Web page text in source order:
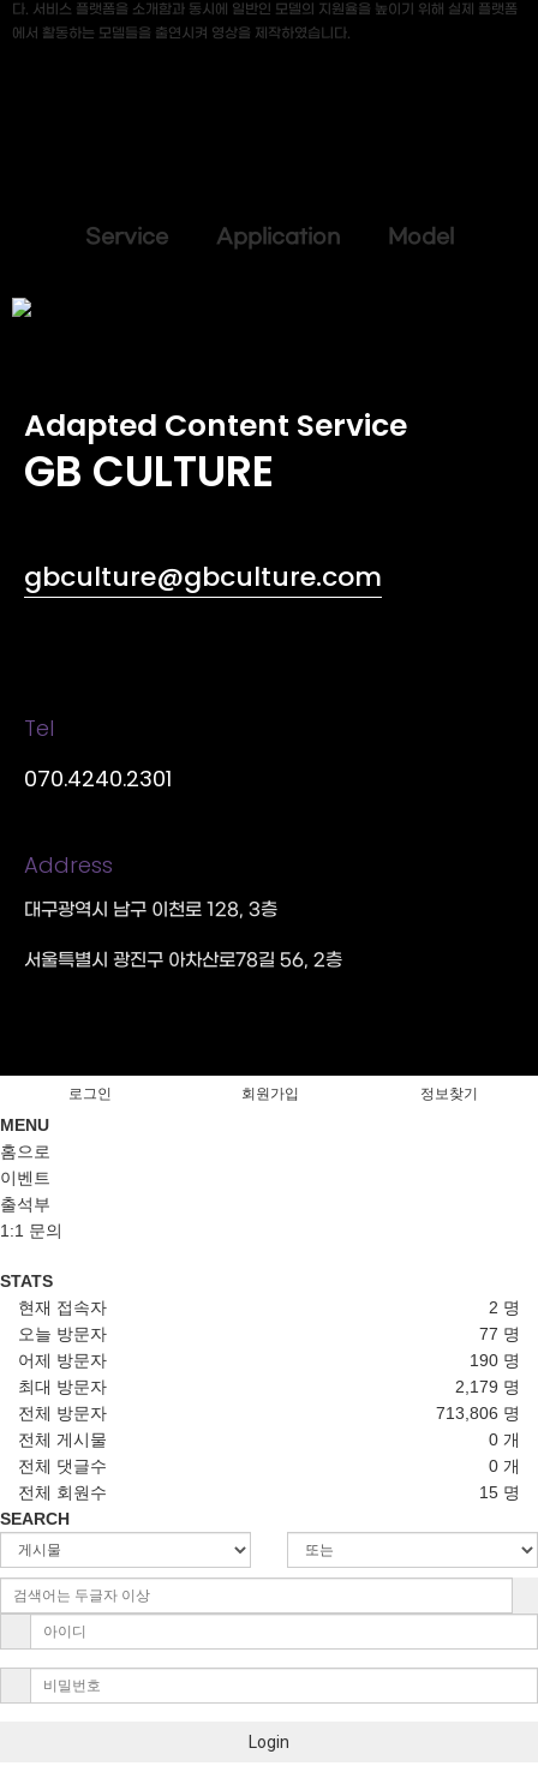
다. 서비스 플랫폼을 소개함과 동시에 일반인 모델의 지원율을 높이기 위해 실제 플랫폼
에서 활동하는 모델들을 출연시켜 영상을 제작하였습니다.
Service Application Model
Adapted Content Service
GB CULTURE
gbculture@gbculture.com
Tel
070.4240.2301
Address
대구광역시 남구 이천로 128, 3층
서울특별시 광진구 아차산로78길 56, 2층
로그인 회원가입 정보찾기
MENU
홈으로
이벤트
출석부
1:1 문의
STATS
2 명
현재 접속자
77 명
오늘 방문자
190 명
어제 방문자
2,179 명
최대 방문자
713,806 명
전체 방문자
0 개
전체 게시물
0 개
전체 댓글수
15 명
전체 회원수
SEARCH
Login